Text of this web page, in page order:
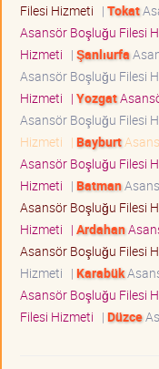
Filesi Hizmeti | Tokat
Asansör Boşluğu Filesi
Hizmeti | Şanlıurfa
Asansör Boşluğu Filesi
Hizmeti | Yozgat
Asansör Boşluğu Filesi
Hizmeti | Bayburt
Asansör Boşluğu Filesi
Hizmeti | Batman
Asansör Boşluğu Filesi
Hizmeti | Ardahan
Asansör Boşluğu Filesi
Hizmeti | Karabük
Asansör Boşluğu Filesi
Filesi Hizmeti | Düzce